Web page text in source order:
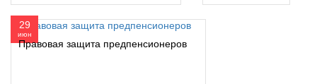
29
июн
Правовая защита предпенсионеров